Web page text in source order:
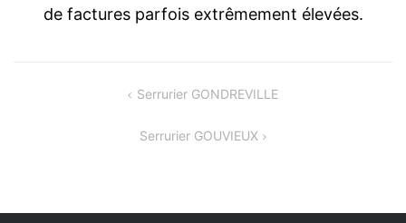
de factures parfois extrêmement élevées.
Serrurier GONDREVILLE
Serrurier GOUVIEUX